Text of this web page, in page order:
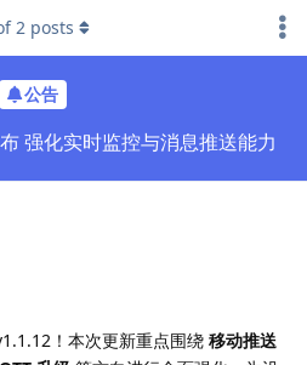
公告
强化实时监控与消息推送能力
2 posts
！本次更新重点围绕 移动推送